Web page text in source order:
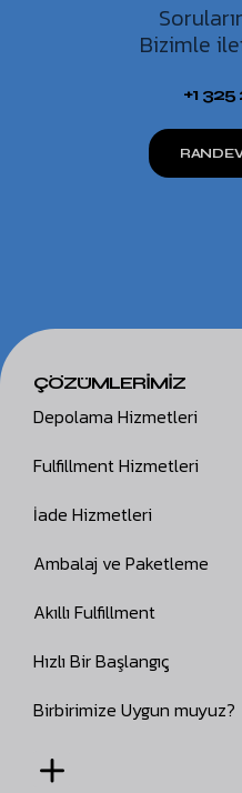
Bizimle
+1
ÇÖZÜMLERİMİZ
Depolama Hizmetleri
Fulfillment Hizmetleri
İade Hizmetleri
Ambalaj ve Paketleme
Akıllı Fulfillment
Hızlı Bir Başlangıç
Birbirimize Uygun muyuz?